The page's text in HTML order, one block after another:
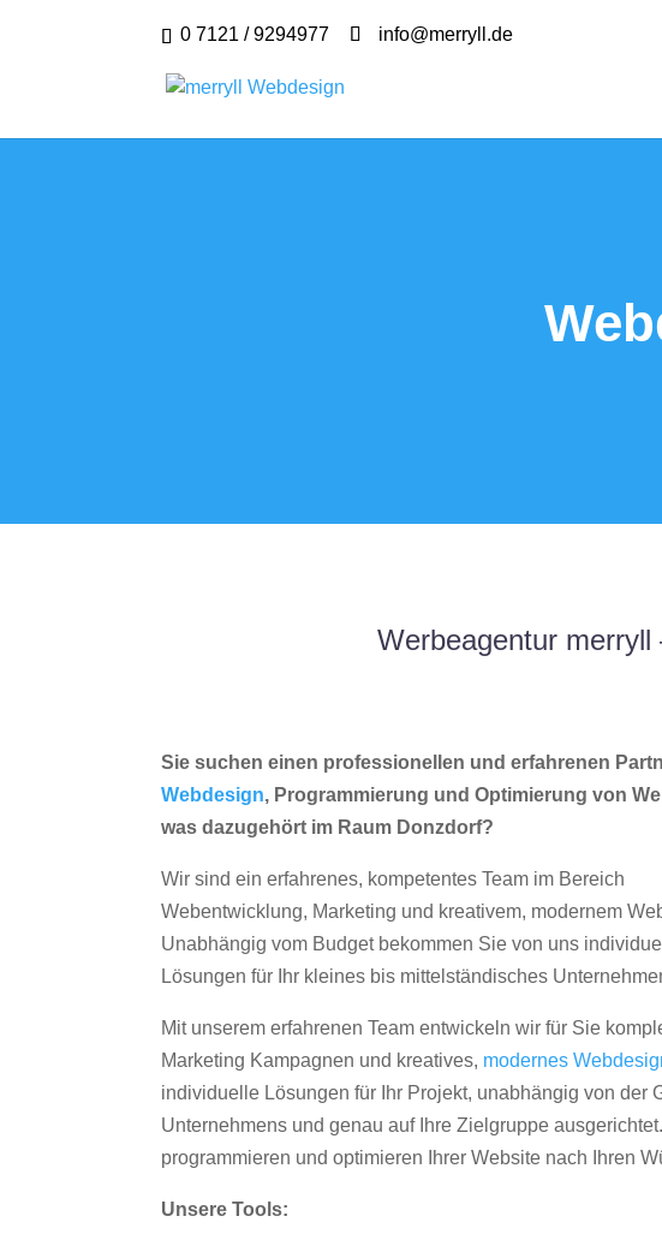
0 7121 / 9294977 info@merryll.de
Werbeagentur
Sie suchen einen professionellen und erfahrenen
Webdesign, Programmierung und Optimierung von
was dazugehört im Raum Donzdorf?
Wir sind ein erfahrenes, kompetentes Team im Bereich
Webentwicklung, Marketing und kreativem, modernem
Unabhängig vom Budget bekommen Sie von uns
Lösungen für Ihr kleines bis mittelständisches
Mit unserem erfahrenen Team entwickeln wir für Sie
Marketing Kampagnen und kreatives, modernes
individuelle Lösungen für Ihr Projekt, unabhängig von der
Unternehmens und genau auf Ihre Zielgruppe
programmieren und optimieren Ihrer Website nach Ihren
Unsere Tools: